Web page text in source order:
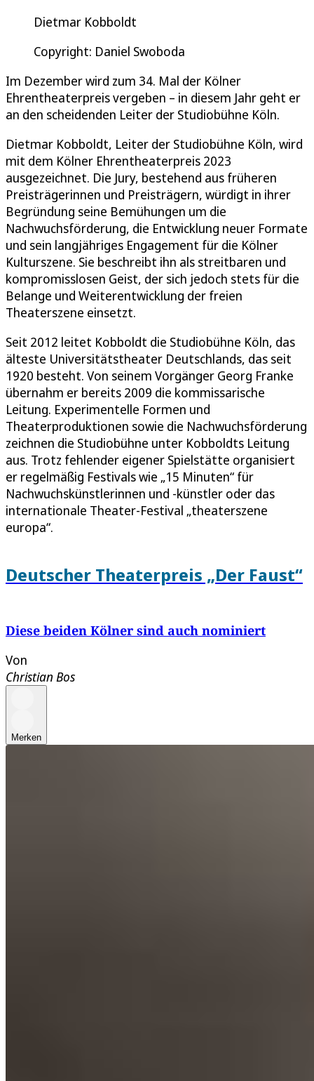
Dietmar Kobboldt
Copyright: Daniel Swoboda
Im Dezember wird zum 34. Mal der Kölner
Ehrentheaterpreis vergeben – in diesem Jahr geht er
an den scheidenden Leiter der Studiobühne Köln.
Dietmar Kobboldt, Leiter der Studiobühne Köln, wird
mit dem Kölner Ehrentheaterpreis 2023
ausgezeichnet. Die Jury, bestehend aus früheren
Preisträgerinnen und Preisträgern, würdigt in ihrer
Begründung seine Bemühungen um die
Nachwuchsförderung, die Entwicklung neuer Formate
und sein langjähriges Engagement für die Kölner
Kulturszene. Sie beschreibt ihn als streitbaren und
kompromisslosen Geist, der sich jedoch stets für die
Belange und Weiterentwicklung der freien
Theaterszene einsetzt.
Seit 2012 leitet Kobboldt die Studiobühne Köln, das
älteste Universitätstheater Deutschlands, das seit
1920 besteht. Von seinem Vorgänger Georg Franke
übernahm er bereits 2009 die kommissarische
Leitung. Experimentelle Formen und
Theaterproduktionen sowie die Nachwuchsförderung
zeichnen die Studiobühne unter Kobboldts Leitung
aus. Trotz fehlender eigener Spielstätte organisiert
er regelmäßig Festivals wie „15 Minuten“ für
Nachwuchskünstlerinnen und -künstler oder das
internationale Theater-Festival „theaterszene
europa“.
Deutscher Theaterpreis „Der Faust“
Diese beiden Kölner sind auch nominiert
Von
Christian Bos
Merken